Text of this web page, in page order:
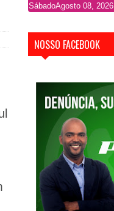
SábadoAgosto 08, 2026
NOSSO FACEBOOK